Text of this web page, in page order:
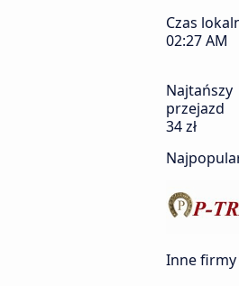
Czas
02:27 AM
Najtańszy
przejazd
34 zł
Inne firmy